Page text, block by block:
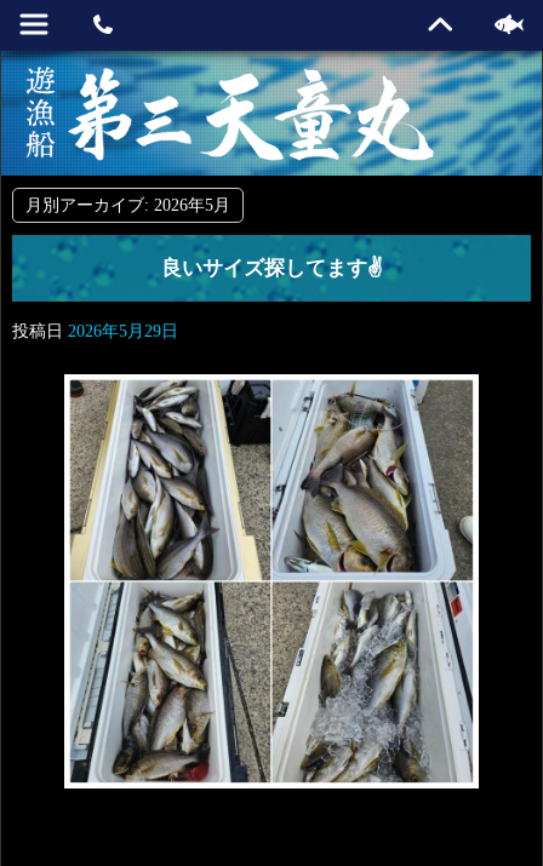
月別アーカイブ: 2026年5月
良いサイズ探してます✌
投稿日 2026年5月29日